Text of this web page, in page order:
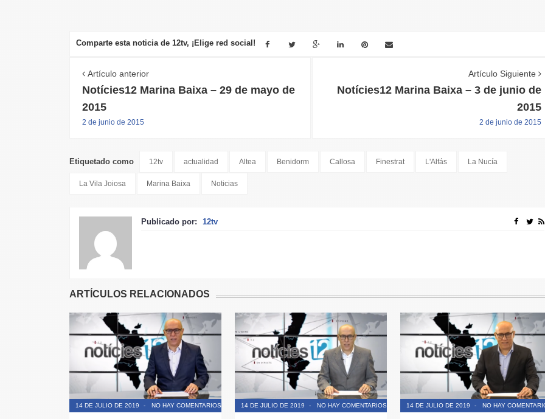
Comparte esta noticia de 12tv, ¡Elige red social!
Artículo anterior
Notícies12 Marina Baixa – 29 de mayo de
2015
2 de junio de 2015
Artículo Siguiente
Notícies12 Marina Baixa – 3 de junio de
2015
2 de junio de 2015
Etiquetado como 12tv actualidad Altea Benidorm Callosa Finestrat L'Alfás La Nucía
La Vila Joiosa Marina Baixa Noticias
Publicado por: 12tv
ARTÍCULOS RELACIONADOS
14 DE JULIO DE 2019 - NO HAY COMENTARIOS 14 DE JULIO DE 2019 - NO HAY COMENTARIOS 14 DE JULIO DE 2019 - NO HAY